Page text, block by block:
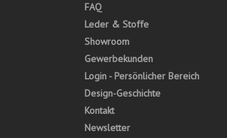
FAQ
Leder & Stoffe
Showroom
Gewerbekunden
Login - Persönlicher Bereich
Design-Geschichte
Kontakt
Newsletter